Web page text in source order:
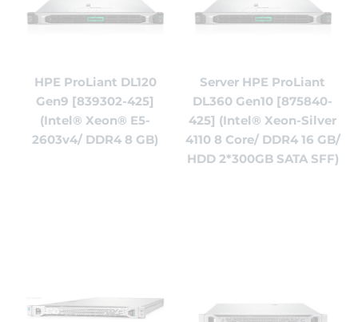
HPE ProLiant DL120
Gen9 [839302-425]
(Intel® Xeon® E5-
2603v4/ DDR4 8 GB)
Server HPE ProLiant
DL360 Gen10 [875840-
425] (Intel® Xeon-Silver
4110 8 Core/ DDR4 16 GB/
HDD 2*300GB SATA SFF)